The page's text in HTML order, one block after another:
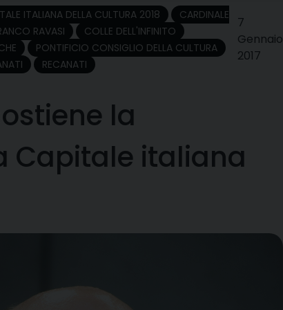
ITALIANA DELLA CULTURA 2018
CARDINALE
RAVASI
COLLE DELL'INFINITO
PONTIFICIO CONSIGLIO DELLA CULTURA
RECANATI
7
Gennaio
2017
la
Capitale italiana